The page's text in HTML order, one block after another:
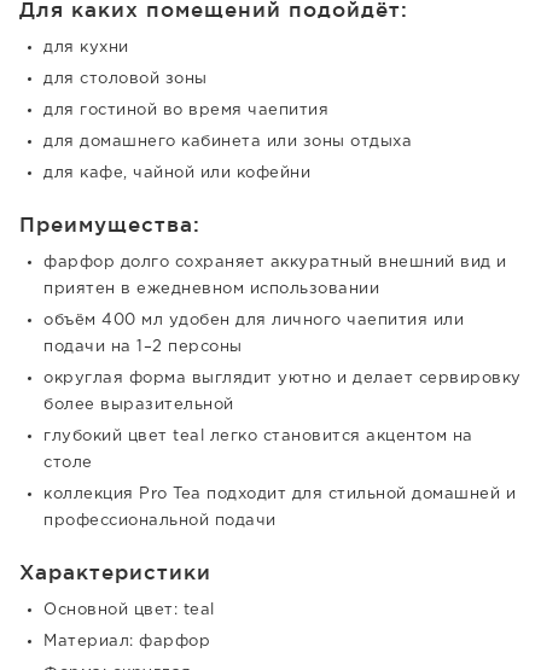
Для каких помещений подойдёт:
для кухни
для столовой зоны
для гостиной во время чаепития
для домашнего кабинета или зоны отдыха
для кафе, чайной или кофейни
Преимущества:
фарфор долго сохраняет аккуратный внешний вид и
приятен в ежедневном использовании
объём 400 мл удобен для личного чаепития или
подачи на 1–2 персоны
округлая форма выглядит уютно и делает сервировку
более выразительной
глубокий цвет teal легко становится акцентом на
столе
коллекция Pro Tea подходит для стильной домашней и
профессиональной подачи
Характеристики
Основной цвет: teal
Материал: фарфор